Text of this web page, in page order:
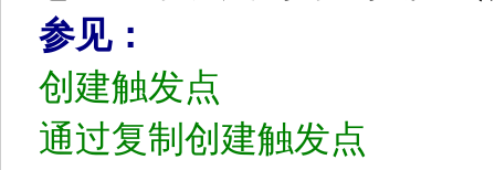
参见：
创建触发点
通过复制创建触发点